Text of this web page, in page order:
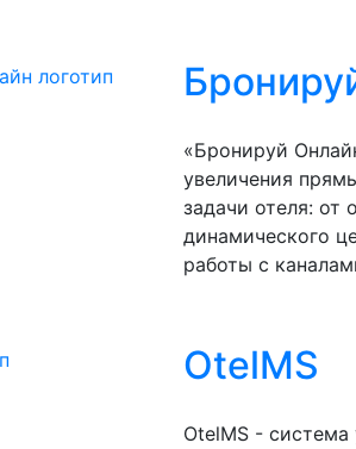
‭«Бронируй
увеличения
задачи отеля: от
динамического
работы с
OtelMS
OtelMS - система